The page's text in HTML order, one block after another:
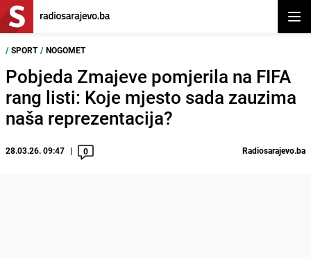
/ SPORT / NOGOMET
Pobjeda Zmajeve pomjerila na FIFA
rang listi: Koje mjesto sada zauzima
naša reprezentacija?
28.03.26. 09:47 0 Radiosarajevo.ba